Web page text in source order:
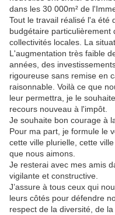
dans les 30 000m² de
Tout le travail réalisé l'a été
budgétaire particulièrement
collectivités locales. La
L'augmentation très faible
années, des
rigoureuse sans remise en
raisonnable. Voilà ce que
leur permettra, je le
recours nouveau à l'impôt.
Je souhaite bon courage à
Pour ma part, je formule le
cette ville plurielle, cette
que nous aimons.
Je resterai avec mes amis
vigilante et constructive.
J’assure à tous ceux qui
leurs côtés pour défendre
respect de la diversité, de